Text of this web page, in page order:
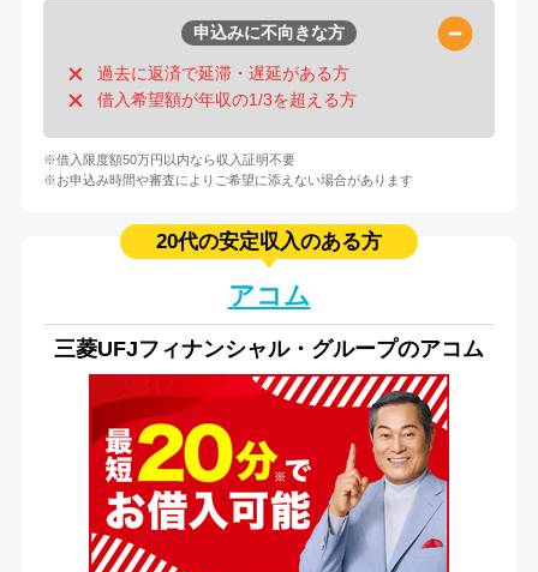
申込みに不向きな方
過去に返済で延滞・遅延がある方
借入希望額が年収の1/3を超える方
※借入限度額50万円以内なら収入証明不要
※お申込み時間や審査によりご希望に添えない場合があります
20代の安定収入のある方
アコム
三菱UFJフィナンシャル・グループのアコム